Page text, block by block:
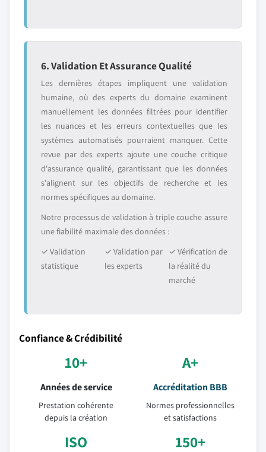
6. Validation Et Assurance Qualité
Les dernières étapes impliquent une validation
humaine, où des experts du domaine examinent
manuellement les données filtrées pour identifier
les nuances et les erreurs contextuelles que les
systèmes automatisés pourraient manquer. Cette
revue par des experts ajoute une couche critique
d'assurance qualité, garantissant que les données
s'alignent sur les objectifs de recherche et les
normes spécifiques au domaine.
Notre processus de validation à triple couche assure
une fiabilité maximale des données :
✓ Validation
statistique
✓ Validation par
les experts
✓ Vérification de
la réalité du
marché
Confiance & Crédibilité
10+
Années de service
Prestation cohérente
depuis la création
A+
Accréditation BBB
Normes professionnelles
et satisfactions
ISO 150+